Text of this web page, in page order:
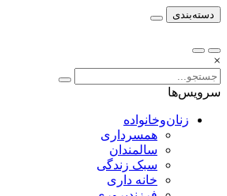
دسته‌بندی
×
سرویس‌ها
زنان‌وخانواده
همسرداری
سالمندان
سبک زندگی
خانه داری